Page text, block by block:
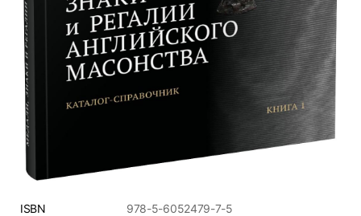
ISBN
978-5-6052479-7-5